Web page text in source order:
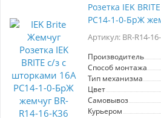
гамме, этот датчик
жилых, так и для
строительстве и
Розетка IEK
РС14-1-0-БрЖ
Артикул: BR-R14-
Производитель
Способ монтажа
Тип механизма
Цвет
Самовывоз
Курьером